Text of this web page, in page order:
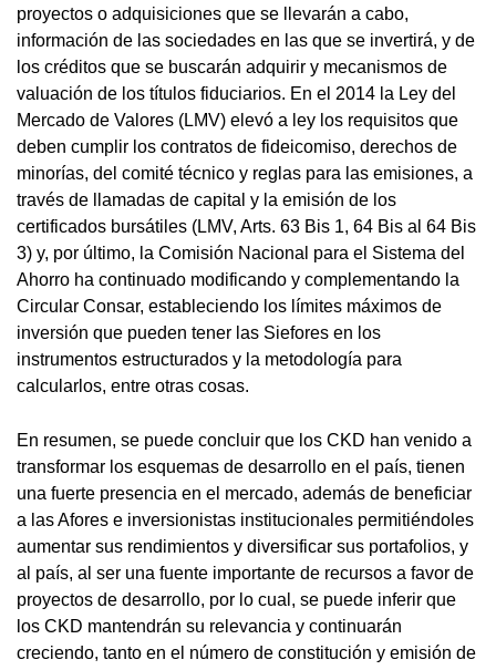
proyectos o adquisiciones que se llevarán a cabo,
información de las sociedades en las que se invertirá, y de
los créditos que se buscarán adquirir y mecanismos de
valuación de los títulos fiduciarios. En el 2014 la Ley del
Mercado de Valores (LMV) elevó a ley los requisitos que
deben cumplir los contratos de fideicomiso, derechos de
minorías, del comité técnico y reglas para las emisiones, a
través de llamadas de capital y la emisión de los
certificados bursátiles (LMV, Arts. 63 Bis 1, 64 Bis al 64 Bis
3) y, por último, la Comisión Nacional para el Sistema del
Ahorro ha continuado modificando y complementando la
Circular Consar, estableciendo los límites máximos de
inversión que pueden tener las Siefores en los
instrumentos estructurados y la metodología para
calcularlos, entre otras cosas.
En resumen, se puede concluir que los CKD han venido a
transformar los esquemas de desarrollo en el país, tienen
una fuerte presencia en el mercado, además de beneficiar
a las Afores e inversionistas institucionales permitiéndoles
aumentar sus rendimientos y diversificar sus portafolios, y
al país, al ser una fuente importante de recursos a favor de
proyectos de desarrollo, por lo cual, se puede inferir que
los CKD mantendrán su relevancia y continuarán
creciendo, tanto en el número de constitución y emisión de